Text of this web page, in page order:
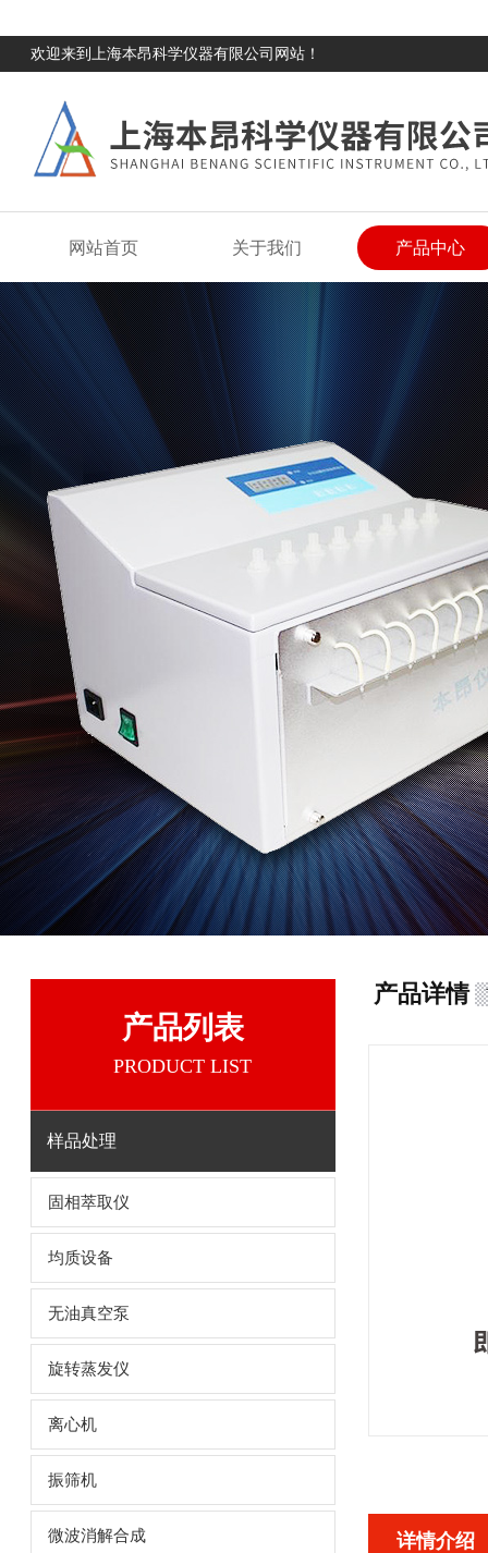
欢迎来到上海本昂科学仪器有限公司网站！
网站首页 关于我们 产品中心
产品列表
PRODUCT LIST
样品处理
固相萃取仪
均质设备
无油真空泵
旋转蒸发仪
离心机
振筛机
微波消解合成
产品详情
详情介绍